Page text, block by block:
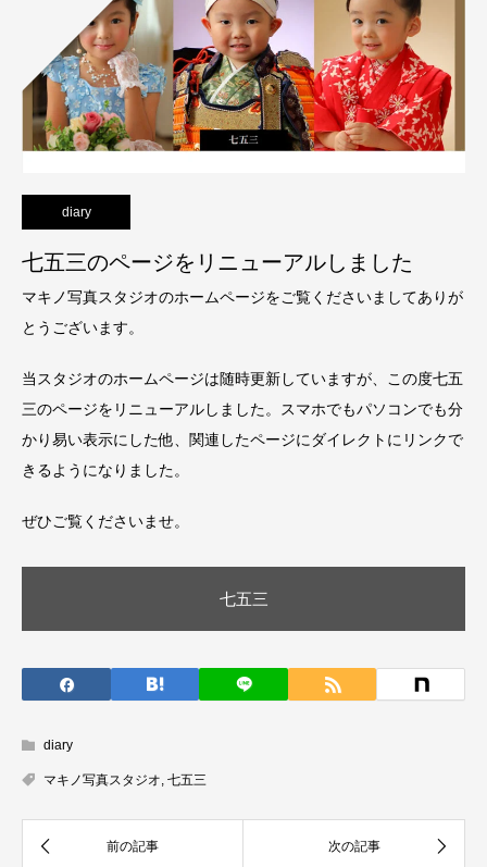
diary
七五三のページをリニューアルしました
マキノ写真スタジオのホームページをご覧くださいましてありが
とうございます。
当スタジオのホームページは随時更新していますが、この度七五
三のページをリニューアルしました。スマホでもパソコンでも分
かり易い表示にした他、関連したページにダイレクトにリンクで
きるようになりました。
ぜひご覧くださいませ。
七五三
diary
マキノ写真スタジオ 七五三